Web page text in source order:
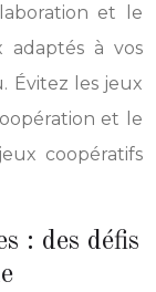
et le
adaptés à vos
Évitez les jeux
et le
coopératifs
: des défis